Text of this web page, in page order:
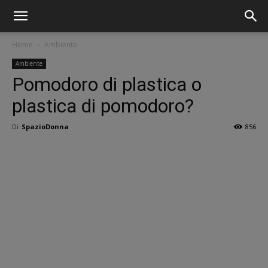
Home Ambiente
Ambiente
Pomodoro di plastica o
plastica di pomodoro?
Di SpazioDonna 856